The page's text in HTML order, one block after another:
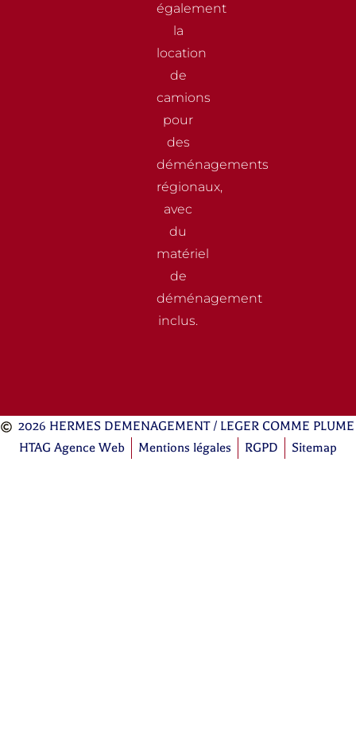
également
la
location
de
camions
pour
des
déménagements
régionaux,
avec
du
matériel
de
déménagement
inclus.
2026 HERMES DEMENAGEMENT / LEGER COMME PLUME
HTAG Agence Web
Mentions légales RGPD Sitemap